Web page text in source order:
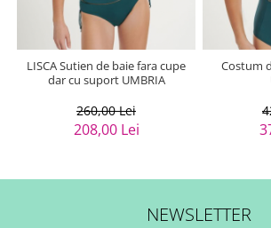
LISCA Sutien de baie fara cupe
dar cu suport UMBRIA
260,00 Lei
208,00 Lei
Costum
NEWSLETTER